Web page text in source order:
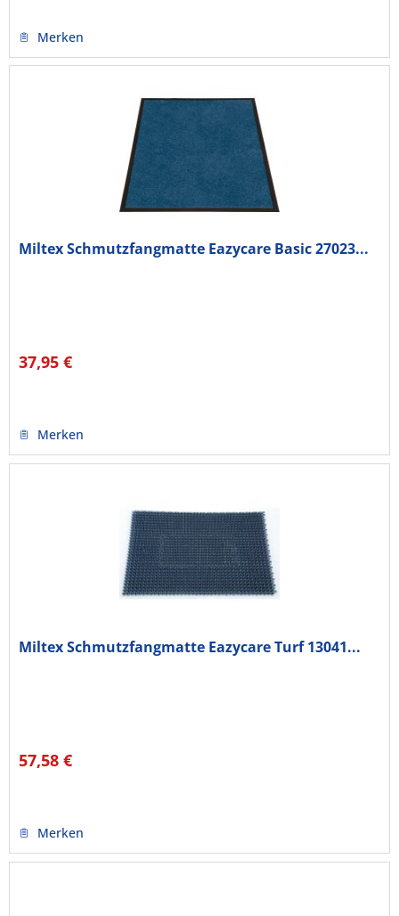
Merken
Miltex Schmutzfangmatte Eazycare Basic 27023...
37,95 €
Merken
Miltex Schmutzfangmatte Eazycare Turf 13041...
57,58 €
Merken